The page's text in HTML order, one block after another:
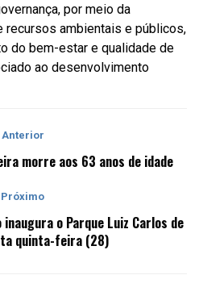
por meio da
recursos ambientais e públicos,
do bem-estar e qualidade de
ao desenvolvimento
Anterior
morre aos 63 anos de idade
Próximo
o Parque Luiz Carlos de
quinta-feira (28)